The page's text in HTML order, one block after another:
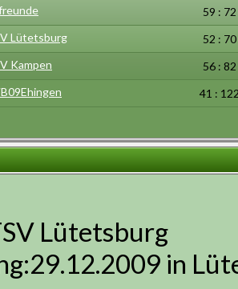
59 : 72
Lütetsburg
52 : 70
Kampen
56 : 82
41 :
Lütetsburg
in